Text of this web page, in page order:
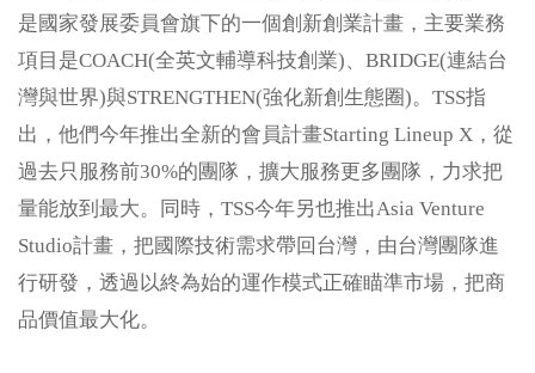
是國家發展委員會旗下的一個創新創業計畫，主要業務
項目是COACH(全英文輔導科技創業)、BRIDGE(連結台
灣與世界)與STRENGTHEN(強化新創生態圈)。TSS指
出，他們今年推出全新的會員計畫Starting Lineup X，從
過去只服務前30%的團隊，擴大服務更多團隊，力求把
量能放到最大。同時，TSS今年另也推出Asia Venture
Studio計畫，把國際技術需求帶回台灣，由台灣團隊進
行研發，透過以終為始的運作模式正確瞄準市場，把商
品價值最大化。